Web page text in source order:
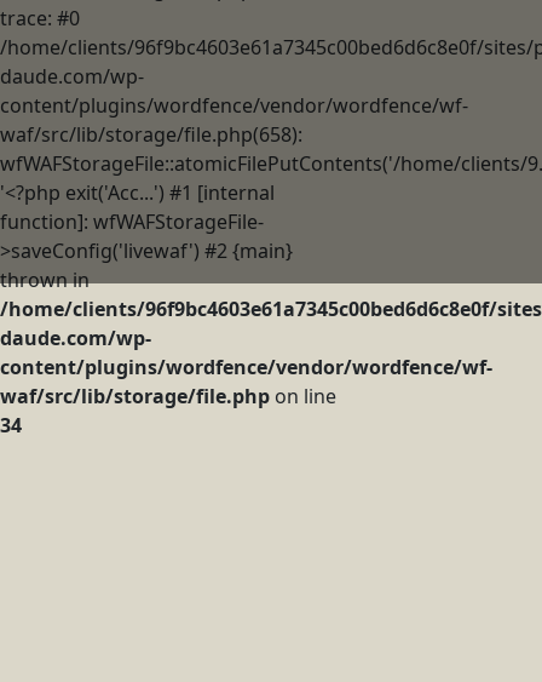
trace: #0
/home/clients/96f9bc4603e61a7345c00bed6d6c8e0f/sites/
daude.com/wp-
content/plugins/wordfence/vendor/wordfence/wf-
waf/src/lib/storage/file.php(658):
wfWAFStorageFile::atomicFilePutContents('/home/clients/
'<?php exit('Acc...') #1 [internal
function]: wfWAFStorageFile-
>saveConfig('livewaf') #2 {main}
thrown in
/home/clients/96f9bc4603e61a7345c00bed6d6c8e0f/
daude.com/wp-
content/plugins/wordfence/vendor/wordfence/wf-
waf/src/lib/storage/file.php on line
34